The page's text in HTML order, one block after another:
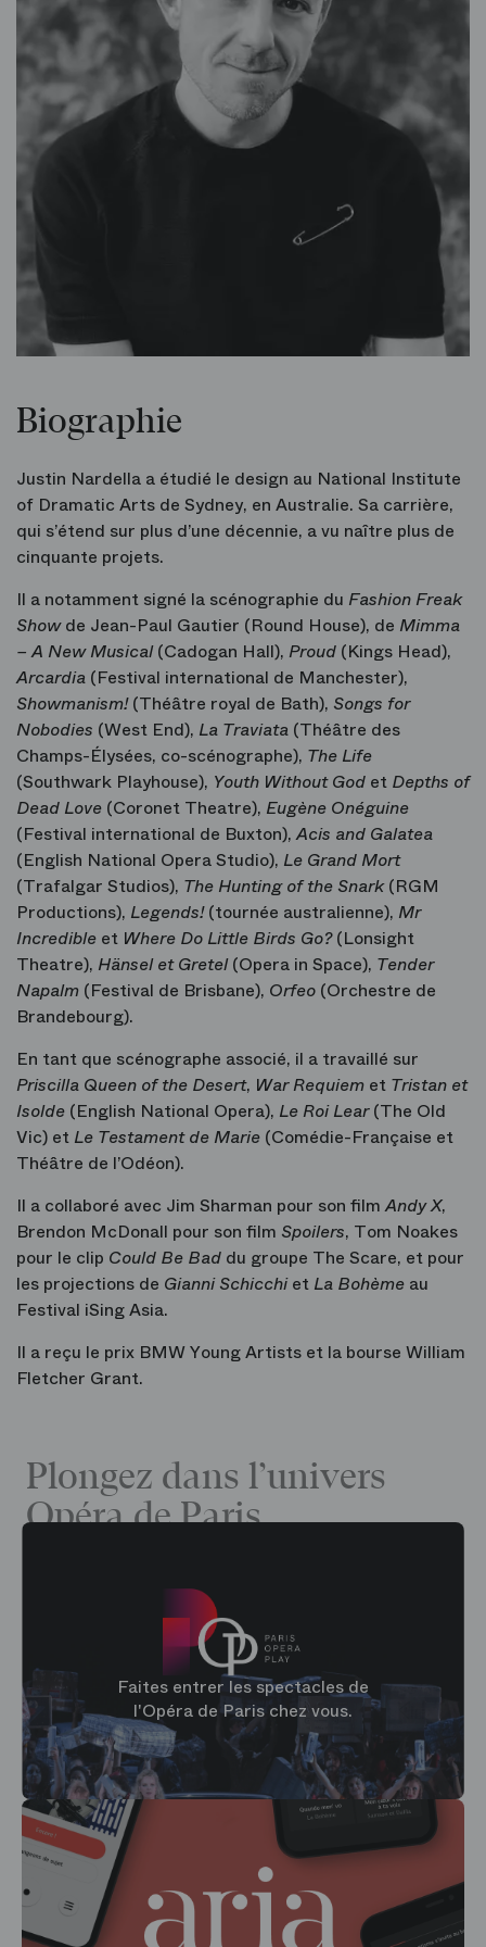
Biographie
Justin Nardella a étudié le design au National Institute
of Dramatic Arts de Sydney, en Australie. Sa carrière,
qui s’étend sur plus d’une décennie, a vu naître plus de
cinquante projets.
Il a notamment signé la scénographie du Fashion Freak
Showde Jean-Paul Gautier (Round House), de Mimma
– A New Musical(Cadogan Hall), Proud (Kings Head),
Arcardia (Festival international de Manchester),
Showmanism!(Théâtre royal de Bath), Songs for
Nobodies (West End), La Traviata (Théâtre des
Champs-Élysées, co-scénographe), The Life
(Southwark Playhouse), Youth Without God et Depths of
Dead Love (Coronet Theatre), Eugène Onéguine
(Festival international de Buxton),Acis and Galatea
(English National Opera Studio), Le Grand Mort
(Trafalgar Studios), The Hunting of the Snark(RGM
Productions), Legends!(tournée australienne), Mr
Incredible et Where Do Little Birds Go?(Lonsight
Theatre), Hänsel et Gretel(Opera in Space), Tender
Napalm (Festival de Brisbane), Orfeo (Orchestre de
Brandebourg).
En tant que scénographe associé, il a travaillé sur
Priscilla Queen of the Desert, War Requiem et Tristan et
Isolde (English National Opera), Le Roi Lear(The Old
Vic) et Le Testament de Marie (Comédie-Française et
Théâtre de l’Odéon).
Il a collaboré avec Jim Sharman pour son filmAndy X,
Brendon McDonall pour son film Spoilers, Tom Noakes
pour le clip Could Be Bad du groupe The Scare, et pour
les projections de Gianni Schicchiet La Bohème au
Festival iSing Asia.
Il a reçu le prix BMW Young Artists et la bourse William
Fletcher Grant.
Plongez dans l’univers
Opéra de Paris
Faites entrer les spectacles de
l'Opéra de Paris chez vous.